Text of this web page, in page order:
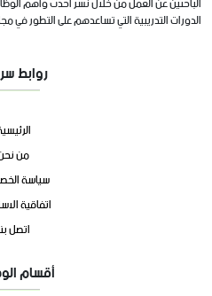
الدورات التدريبية التي تساعدهم على التطور في
روابط
من
سياسة
اتفاقية
اتصل
أقسام